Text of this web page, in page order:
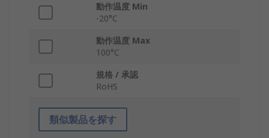
動作温度 Min
-20°C
動作温度 Max
100°C
規格 / 承認
RoHS
類似製品を探す